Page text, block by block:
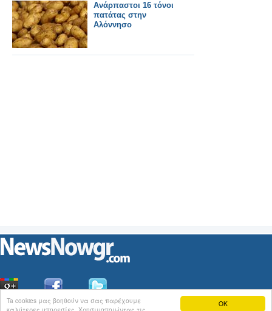
OK
Ta cookies μας βοηθούν να σας παρέχουμε
Ανάρπαστοι 16 τόνοι
πατάτας στην
Αλόννησο